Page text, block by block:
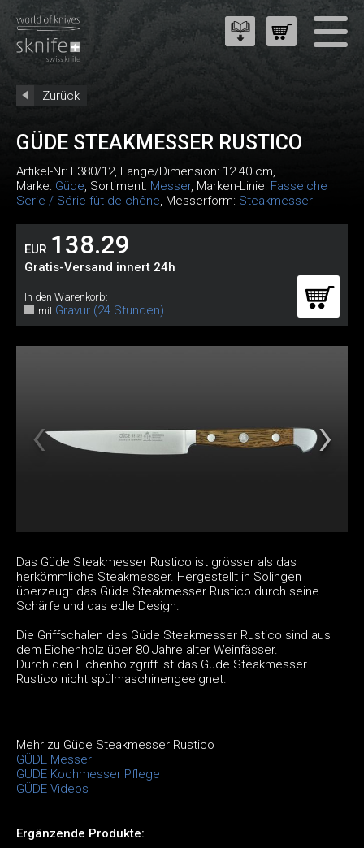
Zurück
GÜDE STEAKMESSER RUSTICO
Artikel-Nr: E380/12, Länge/Dimension: 12.40 cm,
Marke: Güde, Sortiment: Messer, Marken-Linie: Fasseiche
Serie / Série fût de chêne, Messerform: Steakmesser
EUR 138.29
Gratis-Versand innert 24h
In den Warenkorb:
mit Gravur (24 Stunden)
Das Güde Steakmesser Rustico ist grösser als das
herkömmliche Steakmesser. Hergestellt in Solingen
überzeugt das Güde Steakmesser Rustico durch seine
Schärfe und das edle Design.
Die Griffschalen des Güde Steakmesser Rustico sind aus
dem Eichenholz über 80 Jahre alter Weinfässer.
Durch den Eichenholzgriff ist das Güde Steakmesser
Rustico nicht spülmaschinengeeignet.
Mehr zu Güde Steakmesser Rustico
GÜDE Messer
GÜDE Kochmesser Pflege
GÜDE Videos
Ergänzende Produkte: